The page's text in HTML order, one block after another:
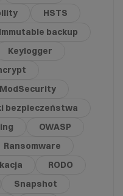
HSTS
Immutable backup
Keylogger
ModSecurity
bezpieczeństwa
OWASP
Ransomware
RODO
Snapshot